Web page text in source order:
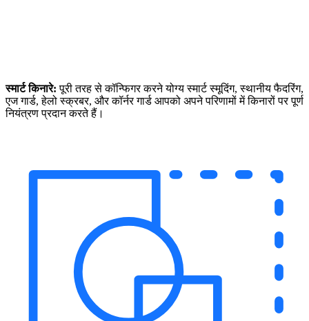
स्मार्ट किनारे:पूरी तरह से कॉन्फिगर करने योग्य स्मार्ट स्मूदिंग, स्थानीय फैदरिंग,
एज गार्ड, हेलो स्क्रबर, और कॉर्नर गार्ड आपको अपने परिणामों में किनारों पर पूर्ण
नियंत्रण प्रदान करते हैं।